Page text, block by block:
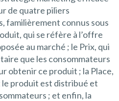
de quatre piliers
familièrement connus sous
qui se réfère à l’offre
au marché ; le Prix, qui
que les consommateurs
obtenir ce produit ; la Place,
produit est distribué et
; et enfin, la